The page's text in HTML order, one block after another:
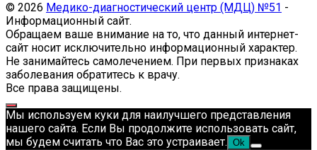
© 2026 Медико-диагностический центр (МДЦ) №51 -
Информационный сайт.
Обращаем ваше внимание на то, что данный интернет-
сайт носит исключительно информационный характер.
Не занимайтесь самолечением. При первых признаках
заболевания обратитесь к врачу.
Все права защищены.
Мы используем куки для наилучшего представления
нашего сайта. Если Вы продолжите использовать сайт,
мы будем считать что Вас это устраивает. Ok